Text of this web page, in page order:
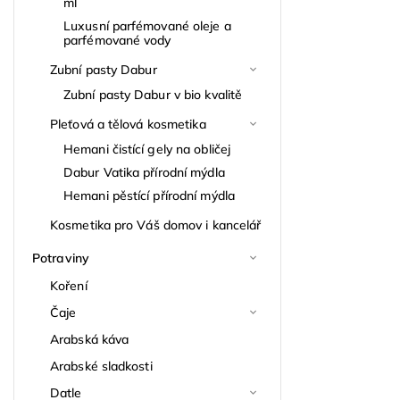
Luxusní parfémované oleje a
parfémované vody
Zubní pasty Dabur
Zubní pasty Dabur v bio kvalitě
Pleťová a tělová kosmetika
Hemani čistící gely na obličej
Dabur Vatika přírodní mýdla
Hemani pěstící přírodní mýdla
Kosmetika pro Váš domov i kancelář
Potraviny
Koření
Čaje
Arabská káva
Arabské sladkosti
Datle